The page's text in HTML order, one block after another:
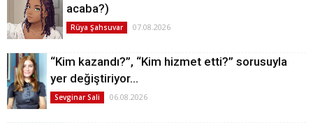
acaba?)
Rüya Şahsuvar 07.08.2026
“Kim kazandı?”, “Kim hizmet etti?” sorusuyla
yer değiştiriyor…
Sevginar Sali 06.08.2026